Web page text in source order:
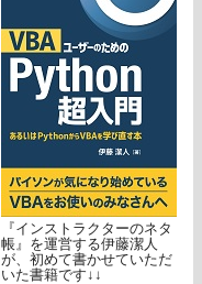
『インストラクターのネタ
帳』を運営する伊藤潔人
が、初めて書かせていただ
いた書籍です↓↓